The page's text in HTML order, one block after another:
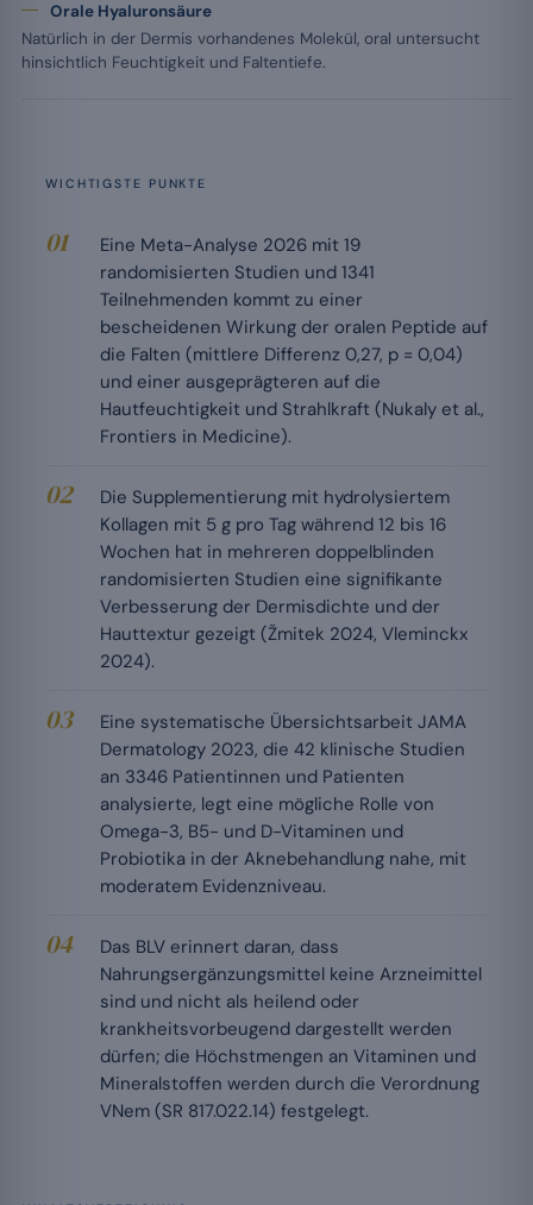
Orale Hyaluronsäure
Natürlich in der Dermis vorhandenes Molekül, oral untersucht
hinsichtlich Feuchtigkeit und Faltentiefe.
WICHTIGSTE PUNKTE
Eine Meta-Analyse 2026 mit 19
randomisierten Studien und 1341
Teilnehmenden kommt zu einer
bescheidenen Wirkung der oralen Peptide auf
die Falten (mittlere Differenz 0,27, p = 0,04)
und einer ausgeprägteren auf die
Hautfeuchtigkeit und Strahlkraft (Nukaly et al.,
Frontiers in Medicine).
Die Supplementierung mit hydrolysiertem
Kollagen mit 5 g pro Tag während 12 bis 16
Wochen hat in mehreren doppelblinden
randomisierten Studien eine signifikante
Verbesserung der Dermisdichte und der
Hauttextur gezeigt (Žmitek 2024, Vleminckx
2024).
Eine systematische Übersichtsarbeit JAMA
Dermatology 2023, die 42 klinische Studien
an 3346 Patientinnen und Patienten
analysierte, legt eine mögliche Rolle von
Omega-3, B5- und D-Vitaminen und
Probiotika in der Aknebehandlung nahe, mit
moderatem Evidenzniveau.
Das BLV erinnert daran, dass
Nahrungsergänzungsmittel keine Arzneimittel
sind und nicht als heilend oder
krankheitsvorbeugend dargestellt werden
dürfen; die Höchstmengen an Vitaminen und
Mineralstoffen werden durch die Verordnung
VNem (SR 817.022.14) festgelegt.